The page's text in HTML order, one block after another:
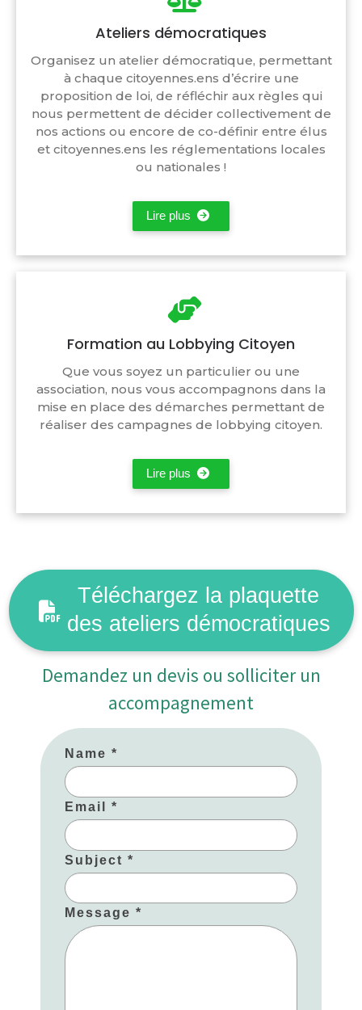
Ateliers démocratiques
Organisez un atelier démocratique, permettant
à chaque citoyennes.ens d’écrire une
proposition de loi, de réfléchir aux règles qui
nous permettent de décider collectivement de
nos actions ou encore de co-définir entre élus
et citoyennes.ens les réglementations locales
ou nationales !
Lire plus
Formation au Lobbying Citoyen
Que vous soyez un particulier ou une
association, nous vous accompagnons dans la
mise en place des démarches permettant de
réaliser des campagnes de lobbying citoyen.
Lire plus
Téléchargez la plaquette
des ateliers démocratiques
Demandez un devis ou solliciter un
accompagnement
Name *
Email *
Subject *
Message *